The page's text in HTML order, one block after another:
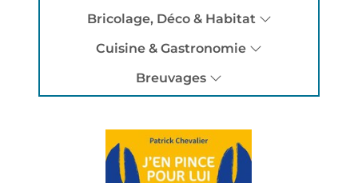
Bricolage, Déco & Habitat
Cuisine & Gastronomie
Breuvages